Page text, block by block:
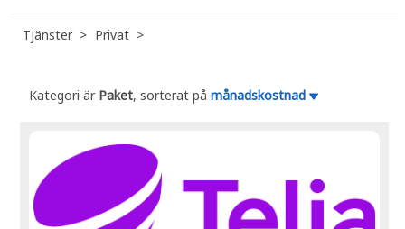
Tjänster Privat
Kategori är Paket, sorterat på månadskostnad